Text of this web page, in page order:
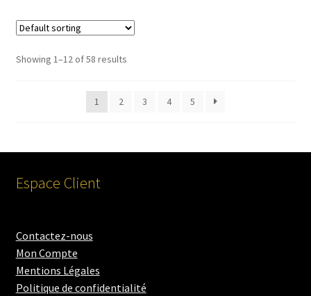
Showing 1–12 of 58 results
1 2 3 4 5
Espace Client
Contactez-nous
Mon Compte
Mentions Légales
Politique de confidentialité